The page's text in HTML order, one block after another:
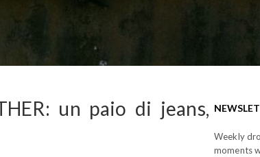
un paio di jeans,
Weekly
moments